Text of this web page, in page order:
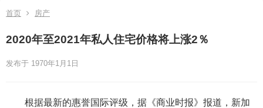
首页 房产
2020年至2021年私人住宅价格将上涨2％
发布于 1970年1月1日
根据最新的惠誉国际评级，据《商业时报》报道，新加